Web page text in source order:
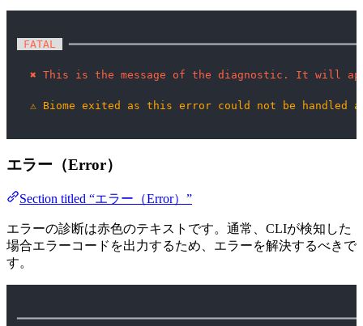
FATAL
✖ This is the message of the diagnostic. It will
⚠ Biome exited as this error could not be
エラー（Error）
Section titled “エラー（Error）”
エラーの診断は赤色のテキストです。通常、CLIが検知した
場合エラーコードを出力するため、エラーを解決するべきで
す。